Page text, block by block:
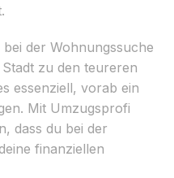
der Wohnungssuche
Stadt zu den teureren
essenziell, vorab ein
Mit Umzugsprofi
dass du bei der
finanziellen